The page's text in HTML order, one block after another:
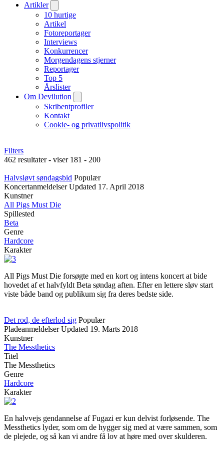
Artikler
10 hurtige
Artikel
Fotoreportager
Interviews
Konkurrencer
Morgendagens stjerner
Reportager
Top 5
Årslister
Om Devilution
Skribentprofiler
Kontakt
Cookie- og privatlivspolitik
Filters
462 resultater - viser 181 - 200
Halvsløvt søndagsbid Populær
Koncertanmeldelser Updated 17. April 2018
Kunstner
All Pigs Must Die
Spillested
Beta
Genre
Hardcore
Karakter
All Pigs Must Die forsøgte med en kort og intens koncert at bide
hovedet af et halvfyldt Beta søndag aften. Efter en lettere sløv start
viste både band og publikum sig fra deres bedste side.
Det rod, de efterlod sig Populær
Pladeanmeldelser Updated 19. Marts 2018
Kunstner
The Messthetics
Titel
The Messthetics
Genre
Hardcore
Karakter
En halvvejs gendannelse af Fugazi er kun delvist forløsende. The
Messthetics lyder, som om de hygger sig med at være sammen, som
de plejede, og så kan vi andre få lov at høre med over skulderen.